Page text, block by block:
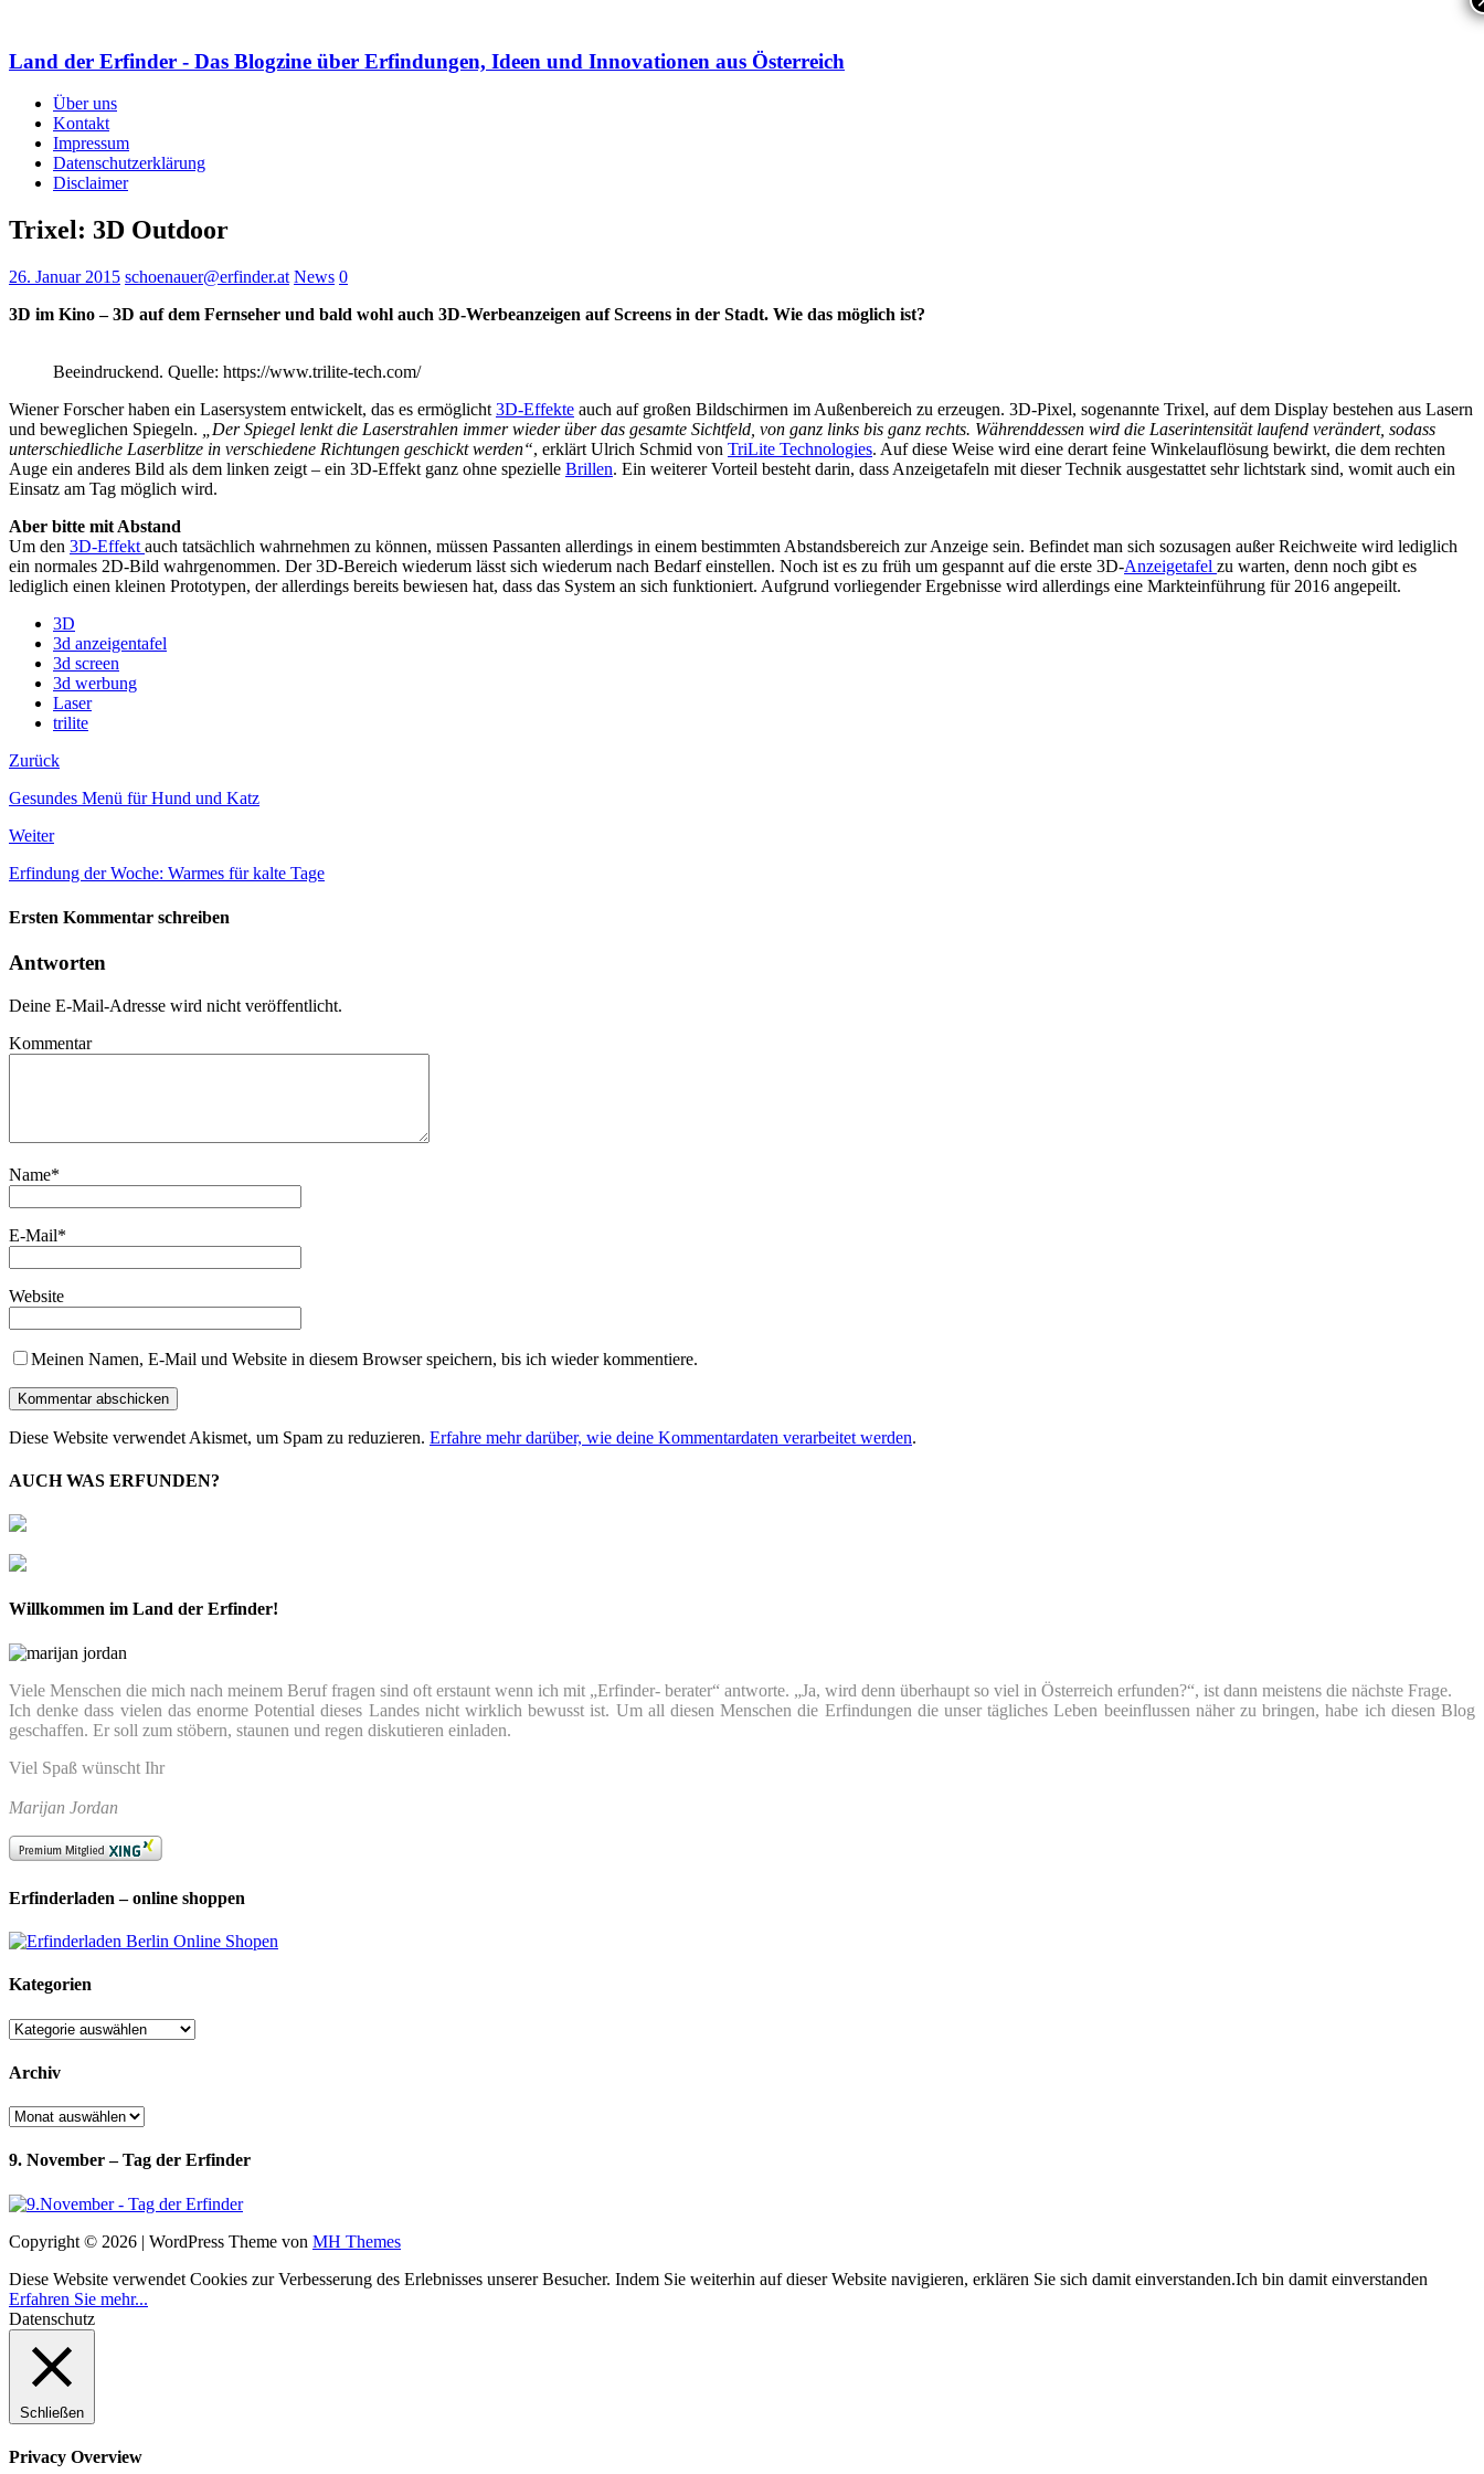
Land der Erfinder - Das Blogzine über Erfindungen, Ideen und Innovationen aus Österreich
Über uns
Kontakt
Impressum
Datenschutzerklärung
Disclaimer
Trixel: 3D Outdoor
26. Januar 2015 schoenauer@erfinder.at News 0
3D im Kino – 3D auf dem Fernseher und bald wohl auch 3D-Werbeanzeigen auf Screens in der Stadt. Wie das möglich ist?
Beeindruckend. Quelle: https://www.trilite-tech.com/
Wiener Forscher haben ein Lasersystem entwickelt, das es ermöglicht 3D-Effekte auch auf großen Bildschirmen im Außenbereich zu erzeugen. 3D-Pixel, sogenannte Trixel, auf dem Display bestehen aus Lasern
und beweglichen Spiegeln.
„Der Spiegel lenkt die Laserstrahlen immer wieder über das gesamte Sichtfeld, von ganz links bis ganz rechts. Währenddessen wird die Laserintensität laufend verändert, sodass
unterschiedliche Laserblitze in verschiedene Richtungen geschickt werden“, erklärt Ulrich Schmid von TriLite Technologies. Auf diese Weise wird eine derart feine Winkelauflösung bewirkt, die dem rechten
Auge ein anderes Bild als dem linken zeigt – ein 3D-Effekt ganz ohne spezielle Brillen. Ein weiterer Vorteil besteht darin, dass Anzeigetafeln mit dieser Technik ausgestattet sehr lichtstark sind, womit auch ein
Einsatz am Tag möglich wird.
Aber bitte mit Abstand
Um den 3D-Effekt auch tatsächlich wahrnehmen zu können, müssen Passanten allerdings in einem bestimmten Abstandsbereich zur Anzeige sein. Befindet man sich sozusagen außer Reichweite wird lediglich
ein normales 2D-Bild wahrgenommen. Der 3D-Bereich wiederum lässt sich wiederum nach Bedarf einstellen. Noch ist es zu früh um gespannt auf die erste 3D-Anzeigetafel zu warten, denn noch gibt es
lediglich einen kleinen Prototypen, der allerdings bereits bewiesen hat, dass das System an sich funktioniert. Aufgrund vorliegender Ergebnisse wird allerdings eine Markteinführung für 2016 angepeilt.
3D
3d anzeigentafel
3d screen
3d werbung
Laser
trilite
Zurück
Gesundes Menü für Hund und Katz
Weiter
Erfindung der Woche: Warmes für kalte Tage
Ersten Kommentar schreiben
Antworten
Deine E-Mail-Adresse wird nicht veröffentlicht.
Kommentar
Name*
E-Mail*
Website
Meinen Namen, E-Mail und Website in diesem Browser speichern, bis ich wieder kommentiere.
Diese Website verwendet Akismet, um Spam zu reduzieren. Erfahre mehr darüber, wie deine Kommentardaten verarbeitet werden.
AUCH WAS ERFUNDEN?
Willkommen im Land der Erfinder!
Viele Menschen die mich nach meinem Beruf fragen sind oft erstaunt wenn ich mit „Erfinder- berater“ antworte. „Ja, wird denn überhaupt so viel in Österreich erfunden?“, ist dann meistens die nächste Frage.
Ich denke dass vielen das enorme Potential dieses Landes nicht wirklich bewusst ist. Um all diesen Menschen die Erfindungen die unser tägliches Leben beeinflussen näher zu bringen, habe ich diesen Blog
geschaffen. Er soll zum stöbern, staunen und regen diskutieren einladen.
Viel Spaß wünscht Ihr
Marijan Jordan
Erfinderladen – online shoppen
Kategorien
Kategorien
Archiv
Archiv
9. November – Tag der Erfinder
Copyright © 2026 | WordPress Theme von MH Themes
Diese Website verwendet Cookies zur Verbesserung des Erlebnisses unserer Besucher. Indem Sie weiterhin auf dieser Website navigieren, erklären Sie sich damit einverstanden.Ich bin damit einverstanden
Erfahren Sie mehr...
Datenschutz
Schließen
Privacy Overview